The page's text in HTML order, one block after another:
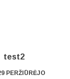
test2
PERŽIŪRĖJO